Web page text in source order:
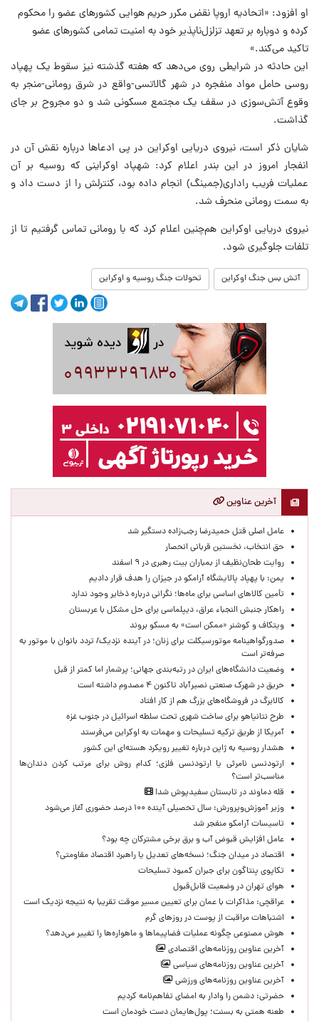
او افزود: «اتحادیه اروپا نقض مکرر حریم هوایی کشورهای عضو را محکوم
کرده و دوباره بر تعهد تزلزل‌ناپذیر خود به امنیت تمامی کشورهای عضو
تاکید می‌کند.»
این حادثه در شرایطی روی می‌دهد که هفته گذشته نیز سقوط یک پهپاد
روسی حامل مواد منفجره در شهر گالاتسی-واقع در شرق رومانی-منجر به
وقوع آتش‌سوزی در سقف یک مجتمع مسکونی شد و دو مجروح بر جای
گذاشت.
شایان ذکر است، نیروی دریایی اوکراین در پی ادعاها درباره نقش آن در
انفجار امروز در این بندر اعلام کرد: شهپاد اوکراینی که روسیه بر آن
عملیات فریب راداری(جمینگ) انجام داده بود، کنترلش را از دست داد و
به سمت رومانی منحرف شد.
نیروی دریایی اوکراین هم‌چنین اعلام کرد که با رومانی تماس گرفتیم تا از
تلفات جلوگیری شود.
آتش بس جنگ اوکراین تحولات جنگ روسیه و اوکراین
آخرین عناوین
عامل اصلی قتل حمیدرضا رجب‌زاده دستگیر شد
حق انتخاب، نخستین قربانی انحصار
روایت طحان‌نظیف از بمباران بیت رهبری در ۹ اسفند
یمن: با پهپاد پالایشگاه آرامکو در جیزان را هدف قرار دادیم
تأمین کالاهای اساسی برای ماه‌ها؛ نگرانی درباره ذخایر وجود ندارد
راهکار جنبش النجباء عراق، دیپلماسی برای حل مشکل با عربستان
ویتکاف و کوشنر «ممکن است» به مسکو بروند
صدورگواهینامه موتورسیکلت برای زنان؛ در آینده نزدیک/ تردد بانوان با موتور به‌
صرفه‌تر است
وضعیت دانشگاه‌های ایران در رتبه‌بندی جهانی؛ پرشمار اما کمتر از قبل
حریق در شهرک صنعتی نصیرآباد تاکنون ۴ مصدوم داشته است
کالابرگ در فروشگاه‌های بزرگ هم از کار افتاد
طرح نتانیاهو برای ساخت شهری تحت سلطه اسرائیل در جنوب غزه
آمریکا از طریق ترکیه تسلیحات و مهمات به اوکراین می‌فرستد
هشدار روسیه به ژاپن درباره تغییر رویکرد هسته‌ای این کشور
ارتودنسی نامرئی یا ارتودنسی فلزی؛ کدام روش برای مرتب کردن دندان‌ها
مناسب‌تر است؟
قله دماوند در تابستان سفیدپوش شد!
وزیر آموزش‌وپرورش: سال تحصیلی آینده ۱۰۰ درصد حضوری آغاز می‌شود
تاسیسات آرامکو منفجر شد
عامل افزایش قبوض آب و برق برخی مشترکان چه بود؟
اقتصاد در میدان جنگ؛ نسخه‌های تعدیل یا راهبرد اقتصاد مقاومتی؟
تکاپوی پنتاگون برای جبران کمبود تسلیحات
هوای تهران در وضعیت قابل‌قبول
عراقچی: مذاکرات با عمان برای تعیین مسیر موقت تقریبا به نتیجه نزدیک است
اشتباهات مراقبت از پوست در روزهای گرم
هوش مصنوعی چگونه عملیات فضاپیماها و ماهواره‌ها را تغییر می‌دهد؟
آخرین عناوین روزنامه‌های اقتصادی
آخرین عناوین روزنامه‌های سیاسی
آخرین عناوین روزنامه‌های ورزشی
حضرتی: دشمن را وادار به امضای تفاهم‌نامه کردیم
طعنه همتی به بسنت؛ پول‌هایمان دست خودمان است